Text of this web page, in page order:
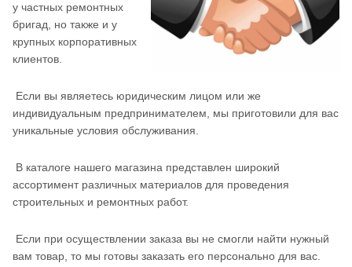
у частных ремонтных
бригад, но также и у
крупных корпоративных
клиентов.
Если вы являетесь юридическим лицом или же
индивидуальным предпринимателем, мы приготовили для вас
уникальные условия обслуживания.
В каталоге нашего магазина представлен широкий
ассортимент различных материалов для проведения
строительных и ремонтных работ.
Если при осуществлении заказа вы не смогли найти нужный
вам товар, то мы готовы заказать его персонально для вас.